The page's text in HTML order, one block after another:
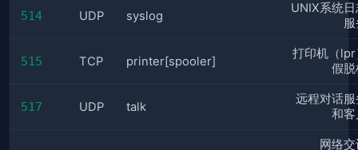
514 UDP syslog
UNIX系统
515 TCP printer[spooler]
打印机（lpr
假脱
517 UDP talk
远程对话服
和客
网络